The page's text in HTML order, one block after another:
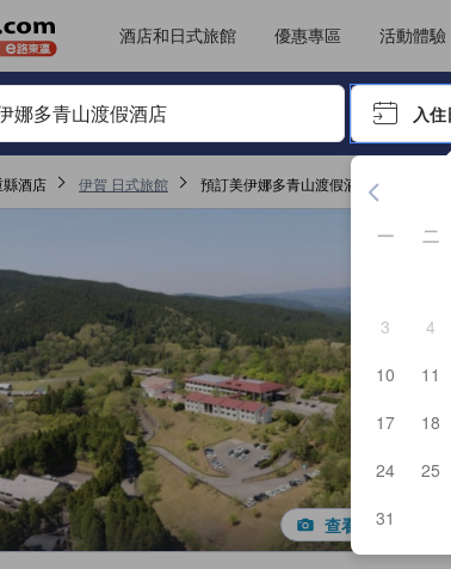
酒店和日式旅館 優惠專區 活動體驗
宿名稱或關鍵字搜尋，並使用箭頭鍵或 Tab鍵尋找，再按Enter鍵選
入
按Enter鍵開
一 二
3
4
10
11
17
18
24
25
31
縣酒店 伊賀 日式旅館 預訂美伊娜多青山渡假酒店
查看全部照片